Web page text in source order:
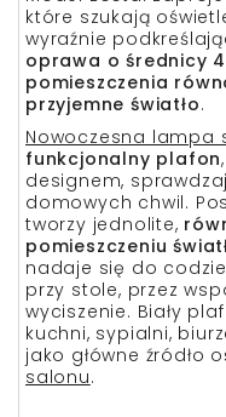
które szukają
wyraźnie
oprawa o średnicy
pomieszczenia
przyjemne światło.
Nowoczesna lampa
funkcjonalny plafon
designem,
domowych chwil.
tworzy jednolite,
pomieszczeniu
nadaje się do
przy stole, przez
wyciszenie. Biały
kuchni, sypialni,
jako główne źródło
salonu.